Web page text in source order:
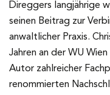
Direggers langjährige
seinen Beitrag zur
anwaltlicher Praxis.
Jahren an der WU
Autor zahlreicher
renommierten